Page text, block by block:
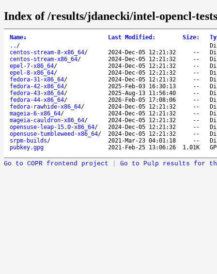
Index of /results/jdanecki/intel-opencl-
Name↓ Last Modified : Size:
.. /
centos-stream-8-x86_64/ 2024-Dec-05 12:21:32 --
centos-stream-x86_64/ 2024-Dec-05 12:21:32 --
epel-7-x86_64/ 2024-Dec-05 12:21:32 --
epel-8-x86_64/ 2024-Dec-05 12:21:32 --
fedora-31-x86_64/ 2024-Dec-05 12:21:32 --
fedora-42-x86_64/ 2025-Feb-03 16:30:13 --
fedora-43-x86_64/ 2025-Aug-13 11:56:40 --
fedora-44-x86_64/ 2026-Feb-05 17:08:06 --
fedora-rawhide-x86_64/ 2024-Dec-05 12:21:32 --
mageia-6-x86_64/ 2024-Dec-05 12:21:32 --
mageia-cauldron-x86_64/ 2024-Dec-05 12:21:32 --
opensuse-leap-15.0-x86_64/ 2024-Dec-05 12:21:32 --
opensuse-tumbleweed-x86_64/ 2024-Dec-05 12:21:32 --
srpm-builds/ 2021-Mar-23 04:01:18 --
pubkey.gpg
2021-Feb-25 13:06:26 1.01K
Go to COPR frontend project Go to Pulp results for